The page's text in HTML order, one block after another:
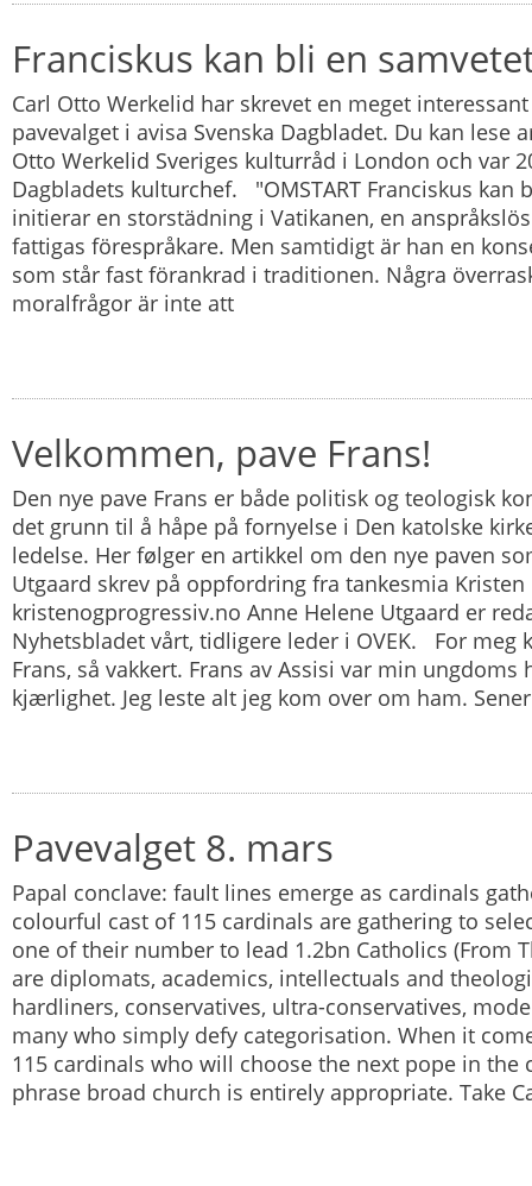
Franciskus kan bli en
Carl Otto Werkelid har skrevet en meget
pavevalget i avisa Svenska Dagbladet. Du kan lese
Otto Werkelid Sveriges kulturråd i London och var
Dagbladets kulturchef. "OMSTART Franciskus kan
initierar en storstädning i Vatikanen, en
fattigas förespråkare. Men samtidigt är han en
som står fast förankrad i traditionen. Några
moralfrågor är inte att
Velkommen, pave Frans!
Den nye pave Frans er både politisk og teologisk
det grunn til å håpe på fornyelse i Den katolske
ledelse. Her følger en artikkel om den nye paven
Utgaard skrev på oppfordring fra tankesmia
kristenogprogressiv.no Anne Helene Utgaard er
Nyhetsbladet vårt, tidligere leder i OVEK. For meg
Frans, så vakkert. Frans av Assisi var min ungdoms
kjærlighet. Jeg leste alt jeg kom over om ham.
Pavevalget 8. mars
Papal conclave: fault lines emerge as cardinals
colourful cast of 115 cardinals are gathering to
one of their number to lead 1.2bn Catholics (From
are diplomats, academics, intellectuals and
hardliners, conservatives, ultra-conservatives,
many who simply defy categorisation. When it
115 cardinals who will choose the next pope in the
phrase broad church is entirely appropriate. Take